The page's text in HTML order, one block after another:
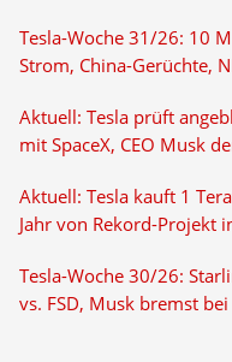
Tesla-Woche 31/26: 10
Strom, China-Gerüchte,
Aktuell: Tesla prüft
mit SpaceX, CEO Musk
Aktuell: Tesla kauft 1
Jahr von Rekord-Projekt
Tesla-Woche 30/26:
vs. FSD, Musk bremst